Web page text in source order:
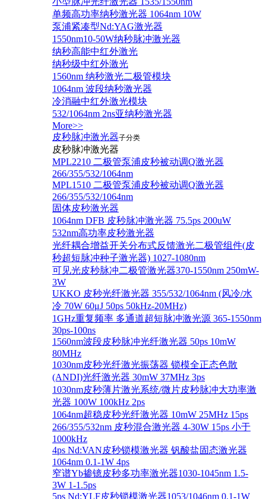
单频高功率纳秒激光器 1064nm 10W
泵浦紧凑型Nd:YAG激光器
1550nm10-50W纳秒脉冲激光器
纳秒高能中红外激光
纳秒级中红外激光
1560nm 纳秒激光二极管模块
1064nm 波段纳秒激光器
冷消融中红外激光模块
532/1064nm 2ns亚纳秒激光器
More>>
皮秒脉冲激光器子分类
皮秒脉冲激光器
​MPL2210 二极管泵浦皮秒被动调Q激光器
266/355/532/1064nm
MPL1510 二极管泵浦皮秒被动调Q激光器
266/355/532/1064nm
固体皮秒激光器
1064nm DFB 皮秒脉冲激光器 75.5ps 200uW
532nm高功率皮秒激光器
光纤耦合增益开关分布式反馈激光二极管组件(皮
秒超短脉冲种子激光器) 1027-1080nm
可见光皮秒脉冲二极管激光器370-1550nm 250mW-
3W
UKKO 皮秒光纤激光器 355/532/1064nm (风冷/水
冷 70W 60μJ 50ps 50kHz-20MHz)
1GHz重复频率 多通道超短脉冲激光源 365-1550nm
30ps-100ns
1560nm波段皮秒脉冲光纤激光器 50ps 10mW
80MHz
1030nm皮秒光纤激光振荡器 锁模全正态色散
(ANDI)光纤激光器 30mW 37MHz 3ps
1030nm皮秒薄片激光系统/微片皮秒脉冲大功率激
光器 100W 100kHz 2ps
1064nm超稳皮秒光纤激光器 10mW 25MHz 15ps
266/355/532nm 皮秒混合激光器 4-30W 15ps 小于
1000kHz
4ps Nd:VAN皮秒锁模激光器 钒酸盐固态激光器
1064nm 0.1-1W 4ps
窄谱Yb掺镱皮秒多功率激光器1030-1045nm 1.5-
3W 1-1.5ps
5ps Nd:YLF皮秒锁模激光器1053/1046nm 0.1-1W